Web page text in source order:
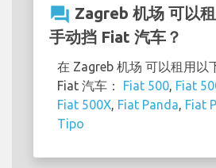
question_answer Zagreb 机场 可以
手动挡 Fiat 汽车？
在 Zagreb 机场 可以租用以
Fiat 汽车： Fiat 500, Fiat
Fiat 500X, Fiat Panda, Fiat
Tipo